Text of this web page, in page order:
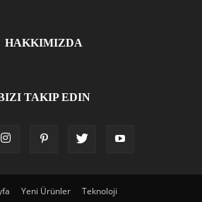
HAKKIMIZDA
TAKIP EDIN
Yeni Ürünler Teknoloji